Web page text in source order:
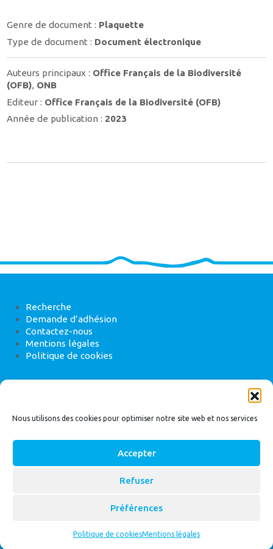
Nous utilisons des cookies pour optimiser notre site web et nos services
Accepter
Refuser
Préférences
Politique de cookiesMentions légales
Genre de document : Plaquette
Type de document : Document électronique
Auteurs principaux : Office Français de la Biodiversité
(OFB), ONB
Editeur : Office Français de la Biodiversité (OFB)
Année de publication : 2023
Recherche
Demande d’adhésion
Contactez-nous
Mentions légales
Politique de cookies